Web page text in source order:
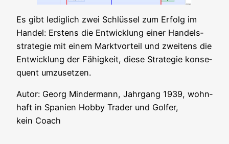
Es gibt ledig­lich zwei Schlüs­sel zum Erfolg im
Han­del: Ers­tens die Ent­wick­lung einer Han­dels­
stra­te­gie mit einem Markt­vor­teil und zwei­tens die
Ent­wick­lung der Fähig­keit, die­se Stra­te­gie kon­se­
quent umzusetzen.
Autor: Georg Min­der­mann, Jahr­gang 1939, wohn­
haft in Spa­ni­en Hob­by Trader und Gol­fer,
kein Coach